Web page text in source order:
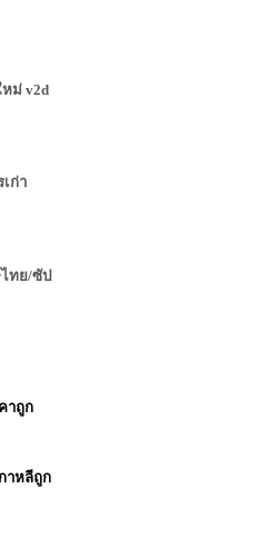
ม่ v2d
ก่า
ทย/ซัป
าถูก
าหลีถูก